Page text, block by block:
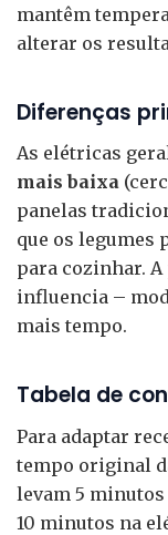
mantêm
alterar os
Diferenças
As elétricas
mais baixa
panelas
que os legumes
para cozinhar.
influencia –
mais tempo.
Tabela de
Para adaptar
tempo original
levam 5
10 minutos na